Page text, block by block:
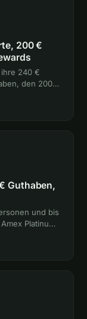
200 €
ihre 240 €
den 200-
Guthaben,
und bis
Platinum